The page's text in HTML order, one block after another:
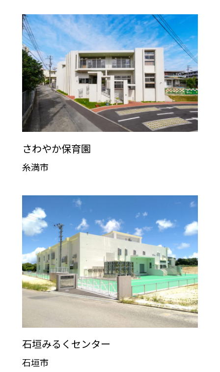
さわやか保育園
糸満市
石垣みるくセンター
石垣市